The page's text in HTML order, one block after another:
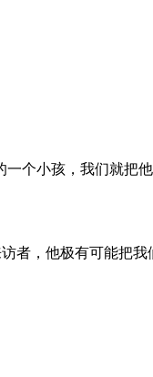
个小孩，我们就把
者，他极有可能把